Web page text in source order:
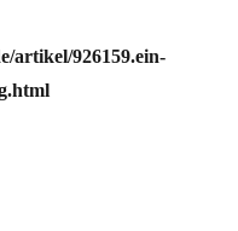
artikel/926159.ein-